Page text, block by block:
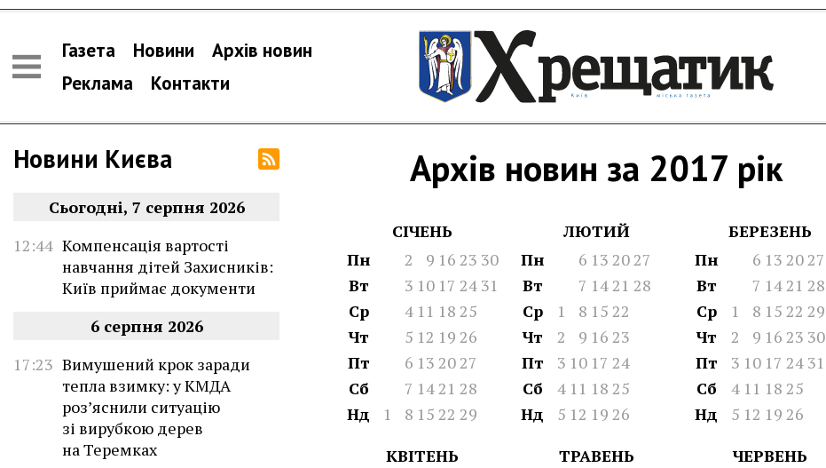
Газета Новини
Архів новин
Реклама
Контакти
Новини Києва
Сьогодні, 7 серпня 2026
12:44 Компенсація вартості
навчання дітей Захисників:
Київ приймає документи
6 серпня 2026
17:23 Вимушений крок заради
тепла взимку: у КМДА
роз’яснили ситуацію
зі вирубкою дерев
на Теремках
Архів новин за 2017 рік
СІЧЕНЬ
Пн
2 9 16 23 30
Вт
3 10 17 24 31
Ср
4 11 18 25
Чт
5 12 19 26
Пт
6 13 2027
Сб
7 1421 28
Нд
1 8 15 22 29
ЛЮТИЙ
Пн
6 13 2027
Вт
7 1421 28
Ср
1 8 15 22
Чт
2 9 16 23
Пт
3 10 17 24
Сб
4 11 18 25
Нд
5 12 19 26
БЕРЕЗЕНЬ
Пн
6 13 2027
Вт
7 1421 28
Ср
1 8 15 22 29
Чт
2 9 16 23 30
Пт
3 10 17 24 31
Сб
4 11 18 25
Нд
5 12 19 26
КВІТЕНЬ
ТРАВЕНЬ
ЧЕРВЕНЬ